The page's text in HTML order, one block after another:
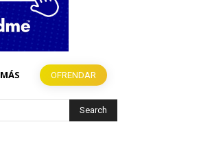
MÁS OFRENDAR
Search